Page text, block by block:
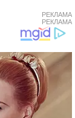
РЕКЛАМА
РЕКЛАМА